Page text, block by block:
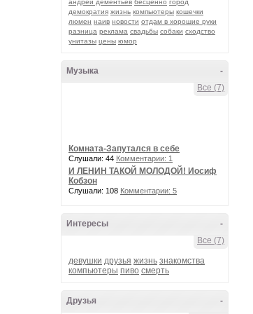
андрей дементьев бесценно город
демократия жизнь компьютеры кошечки
люмен наив новости отдам в хорошие руки
разница реклама свадьбы собаки сходство
унитазы цены юмор
-
Музыка
Все (7)
Комната-Запутался в себе
Слушали: 44 Комментарии: 1
И ЛЕНИН ТАКОЙ МОЛОДОЙ! Иосиф
Кобзон
Слушали: 108 Комментарии: 5
-
Интересы
Все (7)
девушки друзья жизнь знакомства
компьютеры пиво смерть
-
Друзья